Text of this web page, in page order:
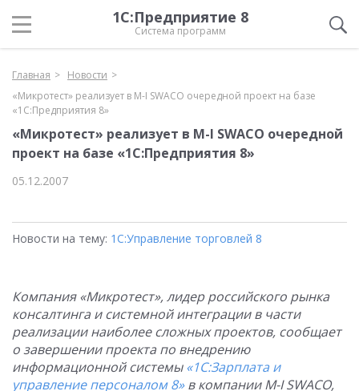
1С:Предприятие 8
Система программ
Главная
Новости
«Микротест» реализует в M-I SWACO очередной проект на базе
«1С:Предприятия 8»
«Микротест» реализует в M-I SWACO очередной
проект на базе «1С:Предприятия 8»
05.12.2007
Новости на тему: 1С:Управление торговлей 8
Компания «Микротест», лидер российского рынка
консалтинга и системной интеграции в части
реализации наиболее сложных проектов, сообщает
о завершении проекта по внедрению
информационной системы«1С:Зарплата и
управление персоналом 8»в компании M-I SWACO,